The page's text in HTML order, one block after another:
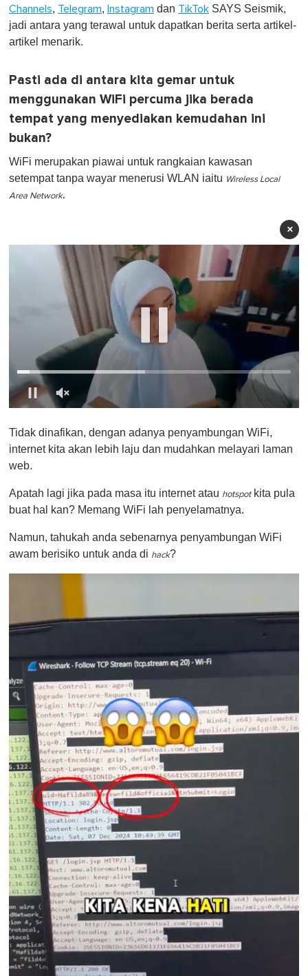
Channels, Telegram, Instagram dan TikTok SAYS Seismik,
jadi antara yang terawal untuk dapatkan berita serta artikel-
artikel menarik.
Pasti ada di antara kita gemar untuk
menggunakan WiFi percuma jika berada
tempat yang menyediakan kemudahan ini
bukan?
WiFi merupakan piawai untuk rangkaian kawasan
setempat tanpa wayar menerusi WLAN iaitu Wireless Local
Area Network.
×
f
1
i
u
e
0
Tidak dinafikan, dengan adanya penyambungan WiFi,
internet kita akan lebih laju dan mudahkan melayari laman
web.
Apatah lagi jika pada masa itu internet atau hotspotkita pula
buat hal kan? Memang WiFi lah penyelamatnya.
Namun, tahukah anda sebenarnya penyambungan WiFi
awam berisiko untuk anda di hack?